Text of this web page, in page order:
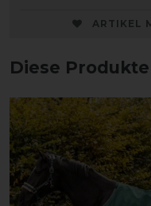
ARTIKEL
Diese